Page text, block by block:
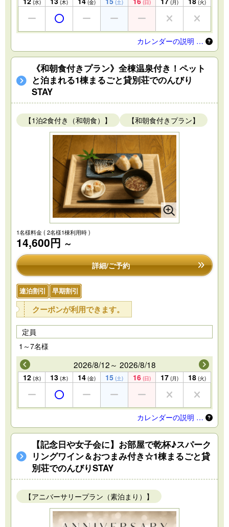
(水) (木) (金) (土) (日) (月) (火)
カレンダーの説明 …
《和朝食付きプラン》全棟温泉付き！ペット
と泊まれる1棟まるごと貸別荘でのんびり
STAY
【1泊2食付き（和朝食）】 【和朝食付きプラン】
1名様料金( 2名様1棟利用時 )
14,600円 ～
詳細/ご予約
連泊割引 早期割引
クーポンが利用できます。
定員
1～7名様
2026/8/12～ 2026/8/18
12 (水) 13 (木) 14 (金) 15 (土) 16 (日) 17 (月) 18 (火)
カレンダーの説明 …
【記念日や女子会に】お部屋で乾杯♪スパーク
リングワイン＆おつまみ付き☆1棟まるごと貸
別荘でのんびりSTAY
【アニバーサリープラン（素泊まり）】